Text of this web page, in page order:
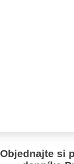
Objednajte si